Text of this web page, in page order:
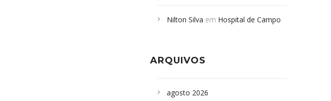
desabamento em São Paulo - Revista
sepultados em SP
Nilton Silva em Hospital de Campo
ARQUIVOS
agosto 2026